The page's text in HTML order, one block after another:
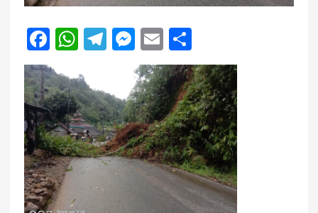
F
a
c
e
b
o
o
k
W
a
ts
A
p
p
T
g
r
a
m
M
e
ss
e
n
g
er
E
m
ai
l
h
a
re